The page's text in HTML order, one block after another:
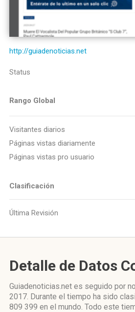
http://guiadenoticias.net
Status
Rango Global
Visitantes diarios
Páginas vistas diariamente
Páginas vistas pro usuario
Clasificación
Última Revisión
Detalle de Datos
Guiadenoticias.net es seguido por
2017. Durante el tiempo ha sido
809 399 en el mundo. Todo este